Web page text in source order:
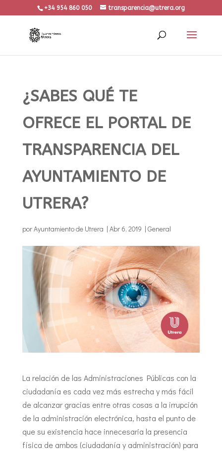
+34 954 860 050 transparencia@utrera.org
¿SABES QUÉ TE
OFRECE EL PORTAL DE
TRANSPARENCIA DEL
AYUNTAMIENTO DE
UTRERA?
porAyuntamiento de Utrera | Abr 6, 2019 | General
La relación de las Administraciones Públicas con la
ciudadanía es cada vez más estrecha y más fácil
de alcanzar gracias entre otras cosas a la irrupción
de la administración electrónica, hasta el punto de
que su existencia hace innecesaria la presencia
física de ambos (ciudadanía y administración) para